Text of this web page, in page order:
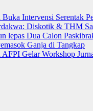
Intervensi Serentak
Diskotik & THM
lepas Dua Calon
Ganja di Tangkap
AFPI Gelar Workshop